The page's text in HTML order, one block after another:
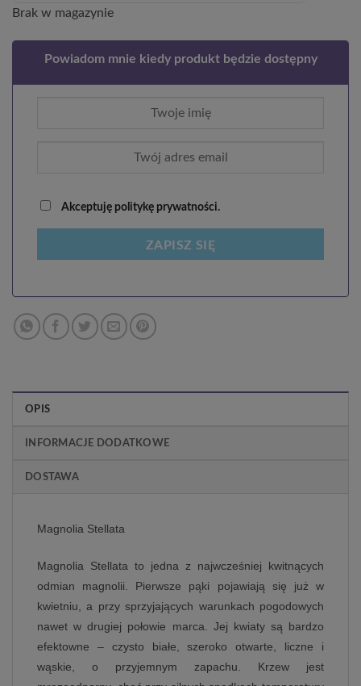
Brak w magazynie
Powiadom mnie kiedy produkt będzie dostępny
Akceptuję politykę prywatności.
ZAPISZ SIĘ
OPIS
INFORMACJE DODATKOWE
DOSTAWA
Magnolia Stellata
Magnolia Stellata to jedna z najwcześniej kwitnących
odmian magnolii. Pierwsze pąki pojawiają się już w
kwietniu, a przy sprzyjających warunkach pogodowych
nawet w drugiej połowie marca. Jej kwiaty są bardzo
efektowne – czysto białe, szeroko otwarte, liczne i
wąskie, o przyjemnym zapachu. Krzew jest